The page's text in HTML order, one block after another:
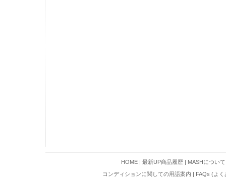
HOME | 最新UP商品履歴 | MASHについて
コンディションに関しての用語案内 | FAQs (よ